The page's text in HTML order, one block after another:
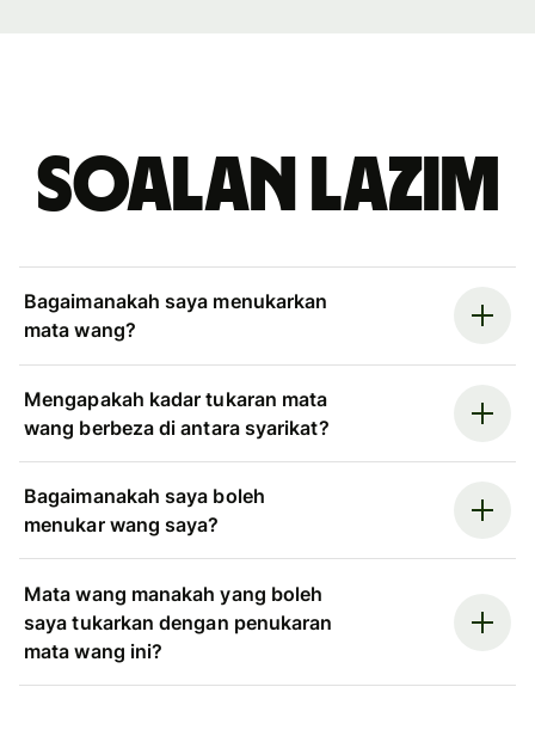
Soalan Lazim
Bagaimanakah saya menukarkan
mata wang?
Mengapakah kadar tukaran mata
wang berbeza di antara syarikat?
Bagaimanakah saya boleh
menukar wang saya?
Mata wang manakah yang boleh
saya tukarkan dengan penukaran
mata wang ini?